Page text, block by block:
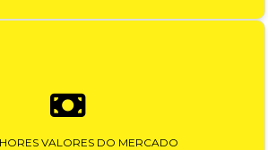
VALORES DO MERCADO